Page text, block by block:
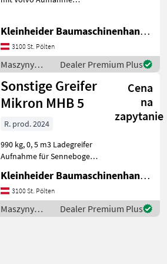
Kleinheider Baumaschinenhandel GmbH.
3100 St. Pölten
Maszyny
budowlane /
Sonstige
Dealer Premium Plus
Sonstige Greifer
Mikron MHB 5
Cena
na
zapytanie
R. prod. 2024
990 kg, 0, 5 m3 Ladegreifer
Aufnahme für Sennebogen
Maszyny budowlane
Koparka - osprzęt
Kleinheider Baumaschinenhandel GmbH.
3100 St. Pölten
Maszyny
budowlane /
Dealer Premium Plus